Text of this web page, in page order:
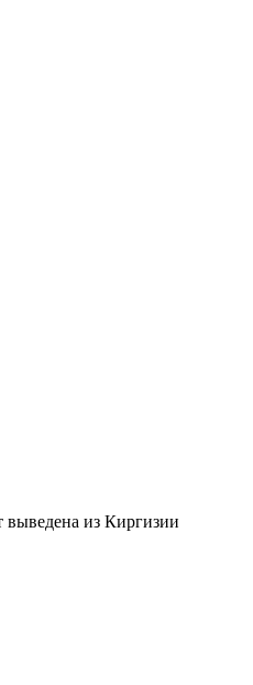
из Киргизии